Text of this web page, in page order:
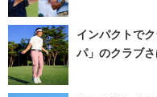
インパクトで
パ」のクラブ